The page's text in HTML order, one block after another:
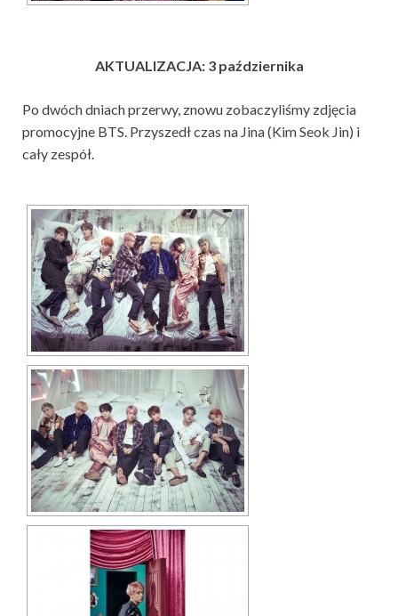
AKTUALIZACJA: 3 października
Po dwóch dniach przerwy, znowu zobaczyliśmy zdjęcia
promocyjne BTS. Przyszedł czas na Jina (Kim Seok Jin) i
cały zespół.